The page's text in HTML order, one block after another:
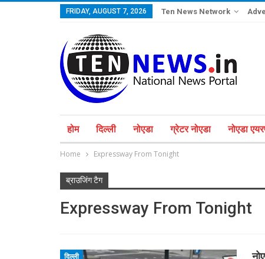
FRIDAY, AUGUST 7, 2026 Ten News Network
होम दिल्ली नोएडा ग्रेटर नोएडा नोएडा
Home Expressway From Tonight
ब्राउजिंग टैग
Expressway From Tonight
दिल्ली